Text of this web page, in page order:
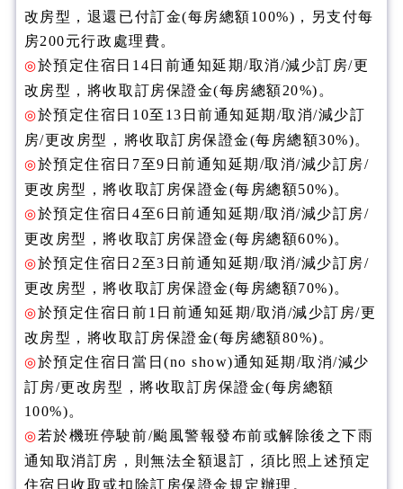
改房型，退還已付訂金(每房總額100%)，另支付每
房200元行政處理費。
◎於預定住宿日14日前通知延期/取消/減少訂房/更
改房型，將收取訂房保證金(每房總額20%)。
◎於預定住宿日10至13日前通知延期/取消/減少訂
房/更改房型，將收取訂房保證金(每房總額30%)。
◎於預定住宿日7至9日前通知延期/取消/減少訂房/
更改房型，將收取訂房保證金(每房總額50%)。
◎於預定住宿日4至6日前通知延期/取消/減少訂房/
更改房型，將收取訂房保證金(每房總額60%)。
◎於預定住宿日2至3日前通知延期/取消/減少訂房/
更改房型，將收取訂房保證金(每房總額70%)。
◎於預定住宿日前1日前通知延期/取消/減少訂房/更
改房型，將收取訂房保證金(每房總額80%)。
◎於預定住宿日當日(no show)通知延期/取消/減少
訂房/更改房型，將收取訂房保證金(每房總額
100%)。
◎若於機班停駛前/颱風警報發布前或解除後之下雨
通知取消訂房，則無法全額退訂，須比照上述預定
住宿日收取或扣除訂房保證金規定辦理。